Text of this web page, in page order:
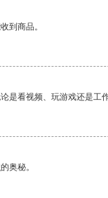
到商品。
是看视频、玩游戏还是工
奥秘。